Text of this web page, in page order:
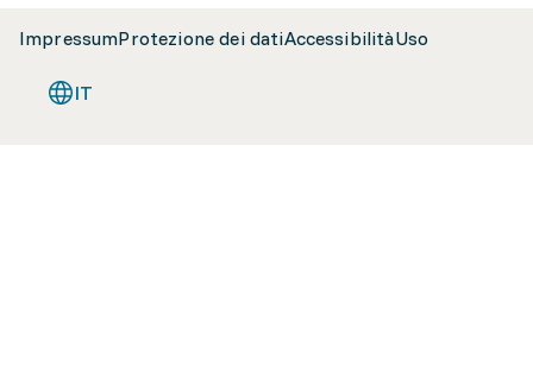
ImpressumProtezione dei datiAccessibilitàUso
IT